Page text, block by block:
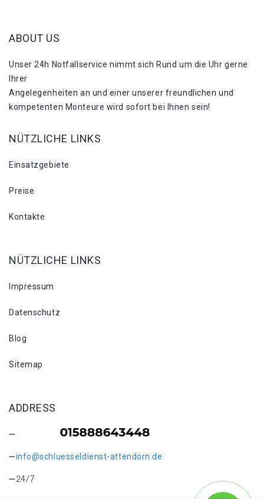
ABOUT US
Unser 24h Notfallservice nimmt sich Rund um die Uhr gerne
Ihrer
Angelegenheiten an und einer unserer freundlichen und
kompetenten Monteure wird sofort bei Ihnen sein!
NÜTZLICHE LINKS
Einsatzgebiete
Preise
Kontakte
NÜTZLICHE LINKS
Impressum
Datenschutz
Blog
Sitemap
ADDRESS
info@schluesseldienst-attendorn.de
24/7